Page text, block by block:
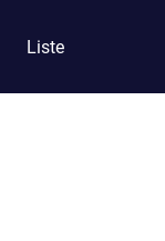
Liste